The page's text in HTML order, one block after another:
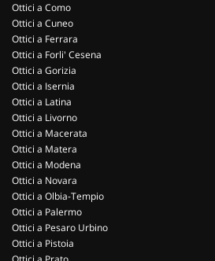
Ottici a Como
Ottici a Cuneo
Ottici a Ferrara
Ottici a Forli' Cesena
Ottici a Gorizia
Ottici a Isernia
Ottici a Latina
Ottici a Livorno
Ottici a Macerata
Ottici a Matera
Ottici a Modena
Ottici a Novara
Ottici a Olbia-Tempio
Ottici a Palermo
Ottici a Pesaro Urbino
Ottici a Pistoia